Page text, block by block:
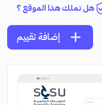
هل تملك هذا الموقع ؟
add إضافة تقييم